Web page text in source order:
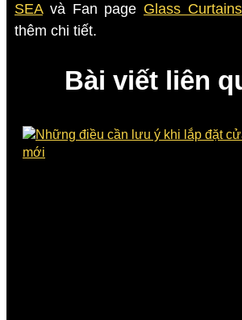
SEAvà Fan page Glass
thêm chi tiết.
Bài viết liên